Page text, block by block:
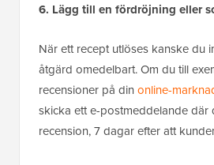
6. Lägg till en fördröjning eller
När ett recept utlöses kanske du
åtgärd omedelbart. Om du till
recensioner på din online-
skicka ett e-postmeddelande där
recension, 7 dagar efter att